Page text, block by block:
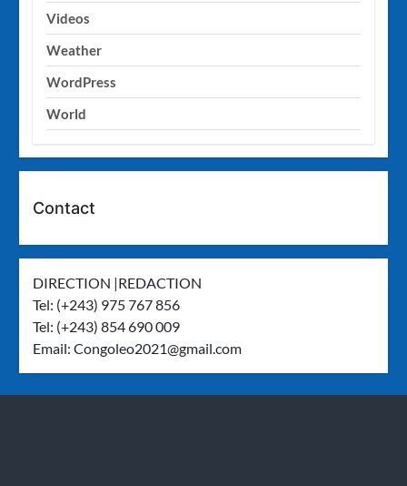
Videos
Weather
WordPress
World
Contact
DIRECTION |REDACTION
Tel: (+243) 975 767 856
Tel: (+243) 854 690 009
Email:Congoleo2021@gmail.com